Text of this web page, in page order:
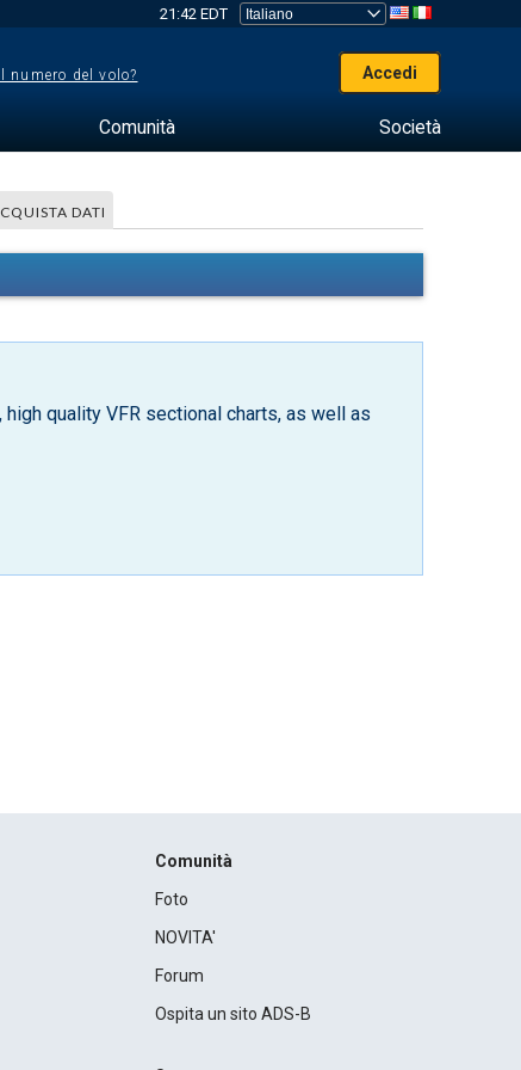
21:42 EDT
numero del volo? Accedi
Comunità Società
DATI
quality VFR sectional charts, as well as
Comunità
Foto
NOVITA'
Forum
Ospita un sito ADS-B